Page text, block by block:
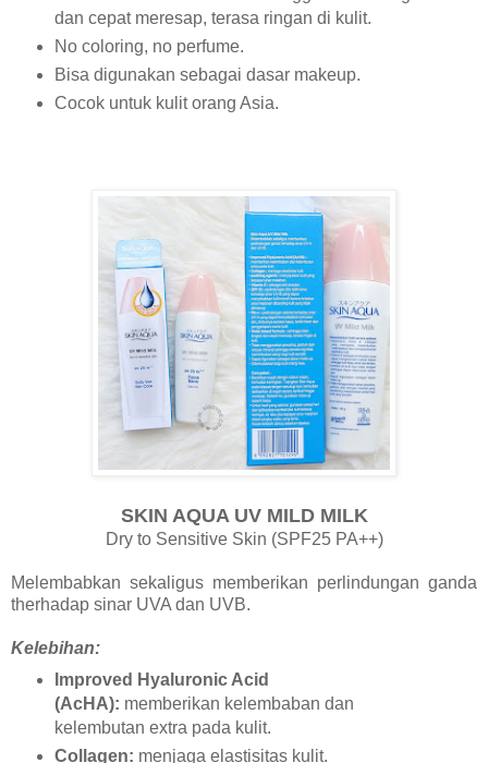
dan cepat meresap, terasa ringan di kulit.
No coloring, no perfume.
Bisa digunakan sebagai dasar makeup.
Cocok untuk kulit orang Asia.
SKIN AQUA UV MILD MILK
Dry to Sensitive Skin (SPF25 PA++)
Melembabkan sekaligus memberikan perlindungan ganda
therhadap sinar UVA dan UVB.
Kelebihan:
Improved Hyaluronic Acid
(AcHA): memberikan kelembaban dan
kelembutan extra pada kulit.
Collagen: menjaga elastisitas kulit.